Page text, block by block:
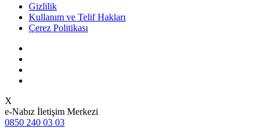
Gizlilik
Kullanım ve Telif Hakları
Çerez Politikası
X
e-Nabız İletişim Merkezi
0850 240 03 03